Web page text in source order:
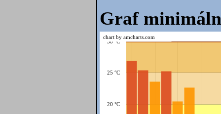
Graf
20 °C
25 °C
30 °C
chart by amcharts.com